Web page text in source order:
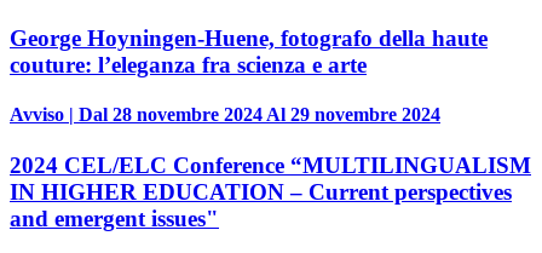
George Hoyningen-Huene, fotografo della haute
couture: l’eleganza fra scienza e arte
Avviso | Dal 28 novembre 2024 Al 29 novembre 2024
2024 CEL/ELC Conference “MULTILINGUALISM
IN HIGHER EDUCATION – Current perspectives
and emergent issues"